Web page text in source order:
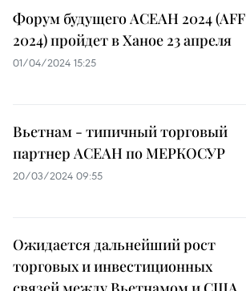
Форум будущего АСЕАН 2024 (AFF
2024) пройдет в Ханое 23 апреля
01/04/2024 15:25
Вьетнам - типичный торговый
партнер АСЕАН по МЕРКОСУР
20/03/2024 09:55
Ожидается дальнейший рост
торговых и инвестиционных